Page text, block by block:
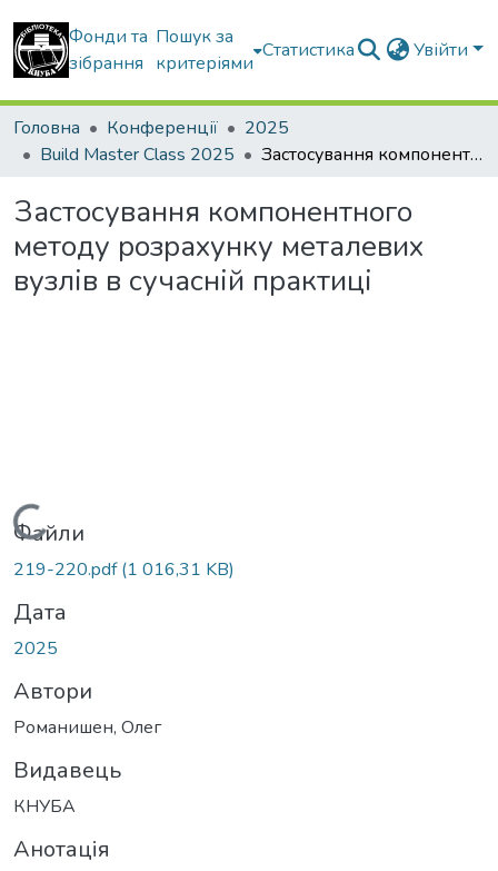
Фонди та
зібрання
Пошук за
критеріями
Статистика Увійти
Головна Конференції
2025
Build Master Class 2025
Застосування компонентного методу розрахунку металевих вузлів в сучасній практиці
Застосування компонентного
методу розрахунку металевих
вузлів в сучасній практиці
Вантажиться...
Файли
219-220.pdf(1 016,31 KB)
Дата
2025
Автори
Романишен, Олег
Видавець
КНУБА
Анотація